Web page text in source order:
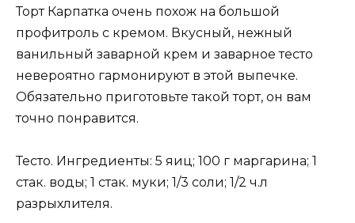
Торт Карпатка очень похож на большой
профитроль с кремом. Вкусный, нежный
ванильный заварной крем и заварное тесто
невероятно гармонируют в этой выпечке.
Обязательно приготовьте такой торт, он вам
точно понравится.
Тесто. Ингредиенты: 5 яиц; 100 г маргарина; 1
стак. воды; 1 стак. муки; 1/3 соли; 1/2 ч.л
разрыхлителя.